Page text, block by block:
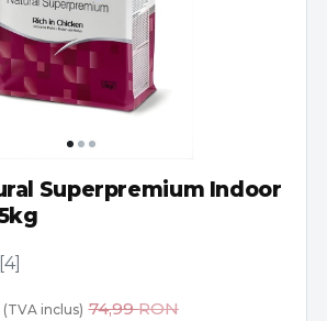
Superpremium Indoor
[4]
(TVA inclus) 74,99RON